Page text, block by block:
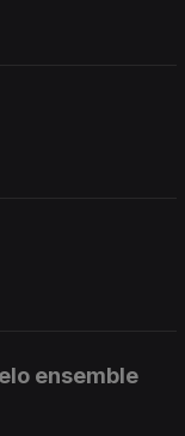
ensemble